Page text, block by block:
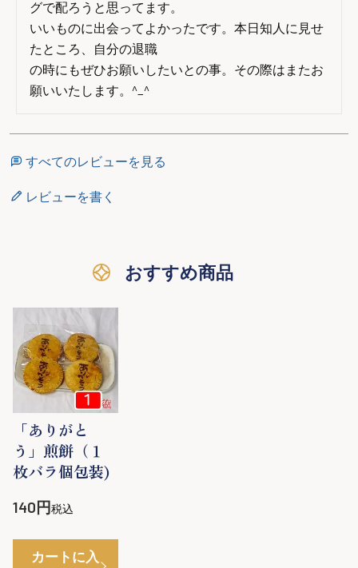
グで配ろうと思ってます。
いいものに出会ってよかったです。本日知人に見せ
たところ、自分の退職
の時にもぜひお願いしたいとの事。その際はまたお
願いいたします。^_^
すべてのレビューを見る
レビューを書く
おすすめ商品
「ありがと
う」煎餅（１
枚バラ個包装)
140 税込
カートに入